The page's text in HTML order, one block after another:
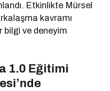
Etkinlikte Mürsel
kavramı
bilgi ve deneyim
1.0 Eğitimi